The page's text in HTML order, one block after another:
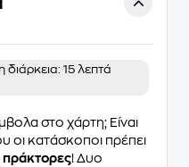
διάρκεια: 15 λεπτά
στο χάρτη; Είναι
οι κατάσκοποι πρέπει
πράκτορες! Δυο